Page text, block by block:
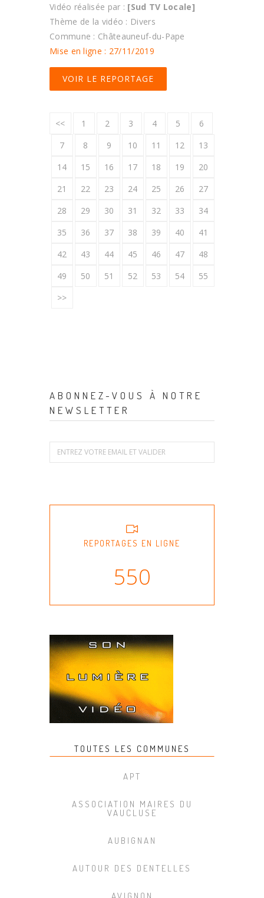
Vidéo réalisée par : [Sud TV Locale]
Thème de la vidéo : Divers
Commune : Châteauneuf-du-Pape
Mise en ligne : 27/11/2019
VOIR LE REPORTAGE
<< 1 2 3 4 5
6
7
8 9 10 11 12
13
14
15 16 17 18 19
20
21
22 23 24 25 26
27
28
29 30 31 32 33
34
35
36 37 38 39 40
41
42
43 44 45 46 47
48
49
50 51 52 53 54
55
>>
ABONNEZ-VOUS À NOTRE
NEWSLETTER
REPORTAGES EN LIGNE
550
TOUTES LES COMMUNES
APT
ASSOCIATION MAIRES DU
VAUCLUSE
AUBIGNAN
AUTOUR DES DENTELLES